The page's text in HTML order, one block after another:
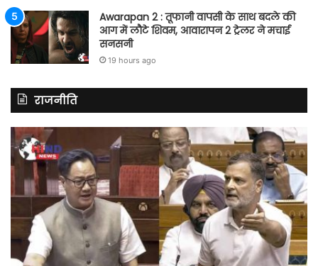
Awarapan 2 : तूफानी वापसी के साथ बदले की
आग में लौटे शिवम, आवारापन 2 ट्रेलर ने मचाई
सनसनी
19 hours ago
राजनीति